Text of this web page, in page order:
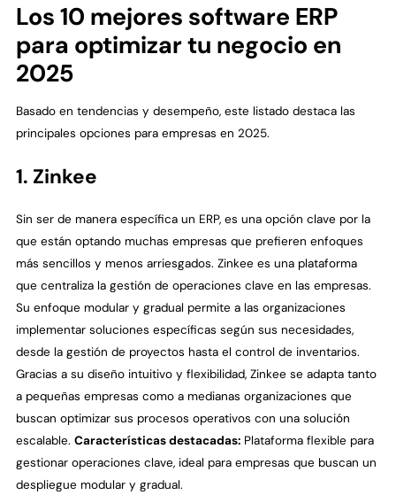
Los 10 mejores software ERP
para optimizar tu negocio en
2025
Basado en tendencias y desempeño, este listado destaca las
principales opciones para empresas en 2025.
1. Zinkee
Sin ser de manera específica un ERP, es una opción clave por la
que están optando muchas empresas que prefieren enfoques
más sencillos y menos arriesgados. Zinkee es una plataforma
que centraliza la gestión de operaciones clave en las empresas.
Su enfoque modular y gradual permite a las organizaciones
implementar soluciones específicas según sus necesidades,
desde la gestión de proyectos hasta el control de inventarios.
Gracias a su diseño intuitivo y flexibilidad, Zinkee se adapta tanto
a pequeñas empresas como a medianas organizaciones que
buscan optimizar sus procesos operativos con una solución
escalable. Características destacadas: Plataforma flexible para
gestionar operaciones clave, ideal para empresas que buscan un
despliegue modular y gradual.